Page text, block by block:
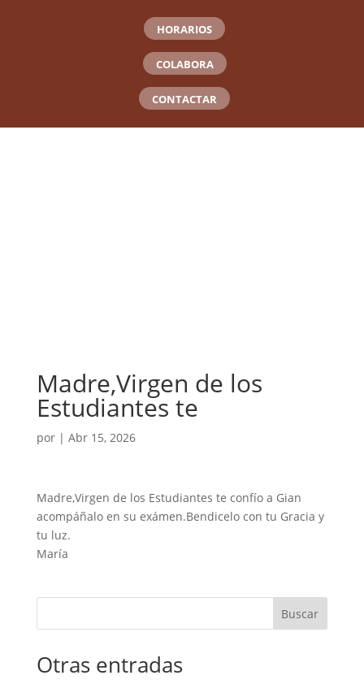
HORARIOS
COLABORA
CONTACTAR
Madre,Virgen de los
Estudiantes te
por | Abr 15, 2026
Madre,Virgen de los Estudiantes te confío a Gian
acompáñalo en su exámen.Bendicelo con tu Gracia y
tu luz.
María
Buscar
Otras entradas